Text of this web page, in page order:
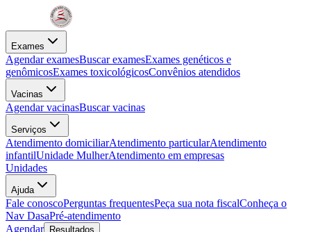
Exames
Agendar examesBuscar examesExames genéticos e
genômicosExames toxicológicosConvênios atendidos
Vacinas
Agendar vacinasBuscar vacinas
Serviços
Atendimento domiciliarAtendimento particularAtendimento
infantilUnidade MulherAtendimento em empresas
Unidades
Ajuda
Fale conoscoPerguntas frequentesPeça sua nota fiscalConheça o
Nav DasaPré-atendimento
Agendar
Resultados